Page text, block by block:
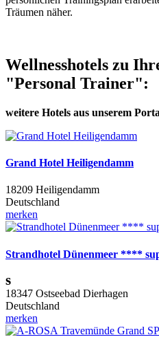
Träumen näher.
Wellnesshotels zu
"Personal Trainer":
weitere Hotels aus unserem
Grand Hotel Heiligendamm
18209 Heiligendamm
Deutschland
merken
Strandhotel Dünenmeer ****
s
18347 Ostseebad Dierhagen
Deutschland
merken